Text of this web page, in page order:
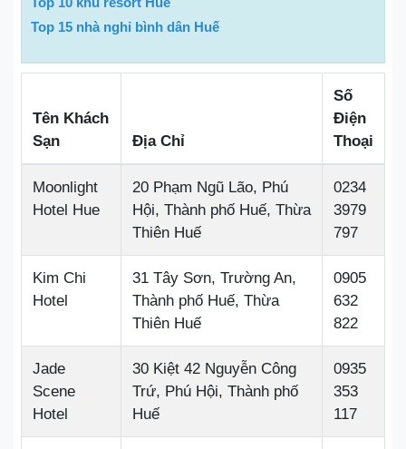
Top 15 nhà nghỉ bình dân Huế
Tên Khách
Sạn
Địa Chỉ
Số
Điện
Thoại
Moonlight
Hotel Hue
20 Phạm Ngũ Lão, Phú
Hội, Thành phố Huế, Thừa
Thiên Huế
0234
3979
797
Kim Chi
Hotel
31 Tây Sơn, Trường An,
Thành phố Huế, Thừa
Thiên Huế
0905
632
822
Jade
Scene
Hotel
30 Kiệt 42 Nguyễn Công
Trứ, Phú Hội, Thành phố
Huế
0935
353
117